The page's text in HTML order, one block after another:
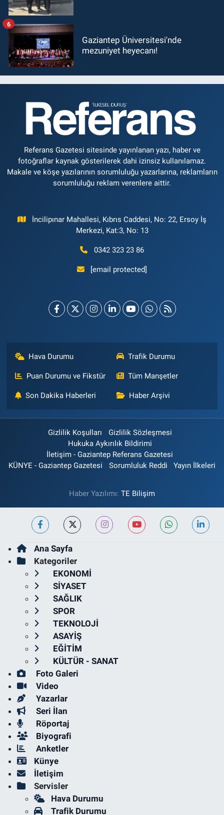
Gaziantep Üniversitesi'nde
mezuniyet heyecanı!
6
Referans Gazetesi sitesinde yayınlanan yazı, haber ve
fotoğraflar kaynak gösterilerek dahi izinsiz kullanılamaz.
Makale ve köşe yazılarının sorumluluğu yazarlarına, reklamların
sorumluluğu reklam verenlere aittir.
İncilipınar Mahallesi, Kıbrıs Caddesi, No: 22, Ersoy İş
Merkezi, Kat:3, No: 13
0342 323 23 86
[email protected]
Hava Durumu Trafik Durumu
Puan Durumu ve Fikstür Tüm Manşetler
Son Dakika Haberleri Haber Arşivi
Gizlilik Koşulları
Gizlilik Sözleşmesi
Hukuka Aykırılık Bildirimi
İletişim - Gaziantep Referans Gazetesi
KÜNYE - Gaziantep Gazetesi
Sorumluluk Reddi Yayın İlkeleri
Haber Yazılımı: TE Bilişim
Ana Sayfa
Kategoriler
EKONOMİ
SİYASET
SAĞLIK
SPOR
TEKNOLOJİ
ASAYİŞ
EĞİTİM
KÜLTÜR - SANAT
Foto Galeri
Video
Yazarlar
Seri İlan
Röportaj
Biyografi
Anketler
Künye
İletişim
Servisler
Hava Durumu
Trafik Durumu